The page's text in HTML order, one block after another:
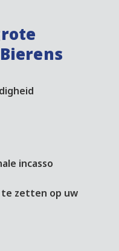
incasso
te zetten op uw